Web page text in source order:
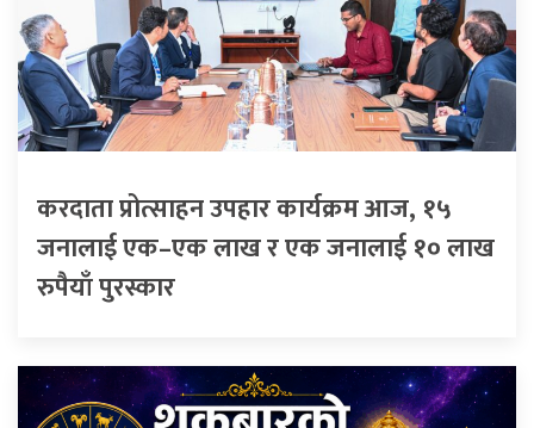
करदाता प्रोत्साहन उपहार कार्यक्रम आज, १५
जनालाई एक–एक लाख र एक जनालाई १० लाख
रुपैयाँ पुरस्कार